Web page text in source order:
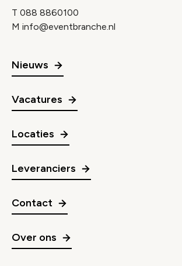
T 088 8860100
M info@eventbranche.nl
Nieuws
Vacatures
Locaties
Leveranciers
Contact
Over ons